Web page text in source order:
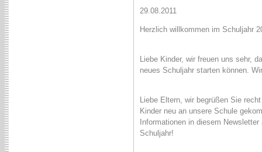
29.08.2011
Herzlich willkommen im Schuljahr
Liebe Kinder, wir freuen uns sehr,
neues Schuljahr starten können.
Liebe Eltern, wir begrüßen Sie
Kinder neu an unsere Schule
Informationen in diesem
Schuljahr!